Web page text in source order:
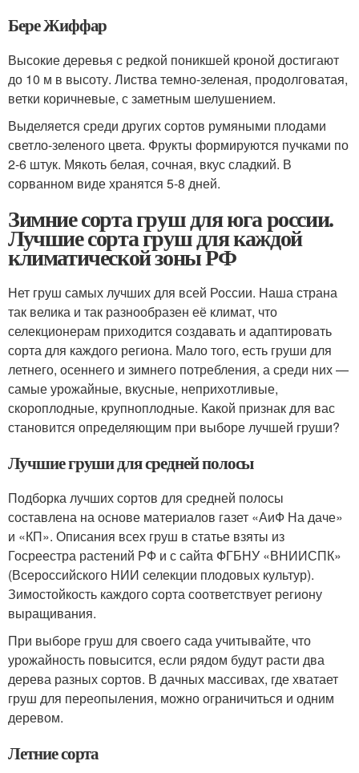
Бере Жиффар
Высокие деревья с редкой поникшей кроной достигают
до 10 м в высоту. Листва темно-зеленая, продолговатая,
ветки коричневые, с заметным шелушением.
Выделяется среди других сортов румяными плодами
светло-зеленого цвета. Фрукты формируются пучками по
2-6 штук. Мякоть белая, сочная, вкус сладкий. В
сорванном виде хранятся 5-8 дней.
Зимние сорта груш для юга россии.
Лучшие сорта груш для каждой
климатической зоны РФ
Нет груш самых лучших для всей России. Наша страна
так велика и так разнообразен её климат, что
селекционерам приходится создавать и адаптировать
сорта для каждого региона. Мало того, есть груши для
летнего, осеннего и зимнего потребления, а среди них —
самые урожайные, вкусные, неприхотливые,
скороплодные, крупноплодные. Какой признак для вас
становится определяющим при выборе лучшей груши?
Лучшие груши для средней полосы
Подборка лучших сортов для средней полосы
составлена на основе материалов газет «АиФ На даче»
и «КП». Описания всех груш в статье взяты из
Госреестра растений РФ и с сайта ФГБНУ «ВНИИСПК»
(Всероссийского НИИ селекции плодовых культур).
Зимостойкость каждого сорта соответствует региону
выращивания.
При выборе груш для своего сада учитывайте, что
урожайность повысится, если рядом будут расти два
дерева разных сортов. В дачных массивах, где хватает
груш для переопыления, можно ограничиться и одним
деревом.
Летние сорта